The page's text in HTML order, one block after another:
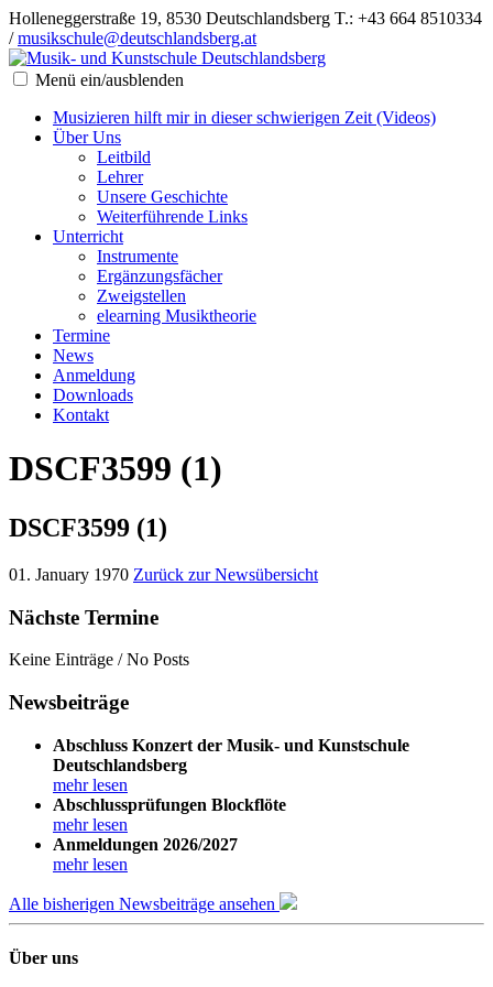
Holleneggerstraße 19, 8530 Deutschlandsberg T.: +43 664 8510334
/musikschule@deutschlandsberg.at
Menü ein/ausblenden
Musizieren hilft mir in dieser schwierigen Zeit (Videos)
Über Uns
Leitbild
Lehrer
Unsere Geschichte
Weiterführende Links
Unterricht
Instrumente
Ergänzungsfächer
Zweigstellen
elearning Musiktheorie
Termine
News
Anmeldung
Downloads
Kontakt
DSCF3599 (1)
DSCF3599 (1)
01. January 1970 Zurück zur Newsübersicht
Nächste Termine
Keine Einträge / No Posts
Newsbeiträge
Abschluss Konzert der Musik- und Kunstschule
Deutschlandsberg
mehr lesen
Abschlussprüfungen Blockflöte
mehr lesen
Anmeldungen 2026/2027
mehr lesen
Alle bisherigen Newsbeiträge ansehen
Über uns